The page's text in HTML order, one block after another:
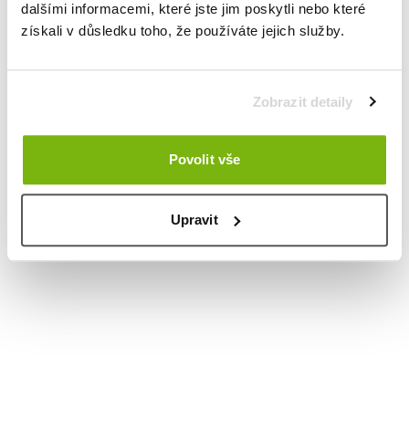
dalšími informacemi, které jste jim poskytli nebo které
získali v důsledku toho, že používáte jejich služby.
Zobrazit detaily
Povolit vše
Upravit